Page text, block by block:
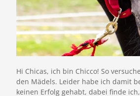
Hi Chicas, ich bin Chicco! So
den Mädels. Leider habe ich damit
keinen Erfolg gehabt, dabei finde